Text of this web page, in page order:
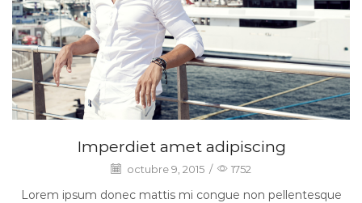
Imperdiet amet adipiscing
octubre 9, 2015 / 1752
Lorem ipsum donec mattis mi congue non pellentesque